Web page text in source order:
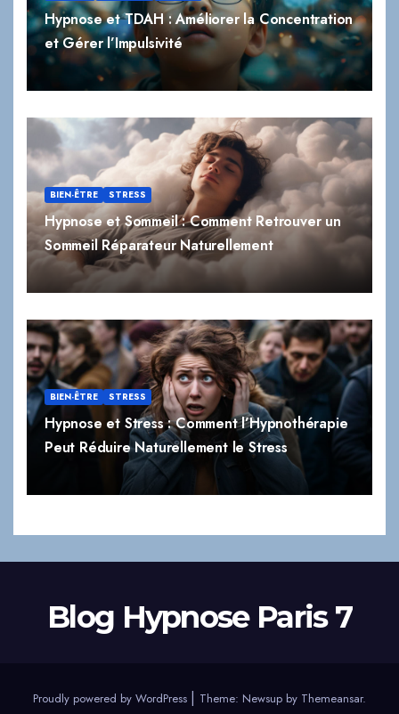
Hypnose et TDAH : Améliorer la Concentration
et Gérer l’Impulsivité
BIEN-ÊTRE STRESS
Hypnose et Sommeil : Comment Retrouver un
Sommeil Réparateur Naturellement
BIEN-ÊTRE STRESS
Hypnose et Stress : Comment l’Hypnothérapie
Peut Réduire Naturellement le Stress
Blog Hypnose Paris 7
Proudly powered by WordPress | Theme: Newsup by Themeansar.